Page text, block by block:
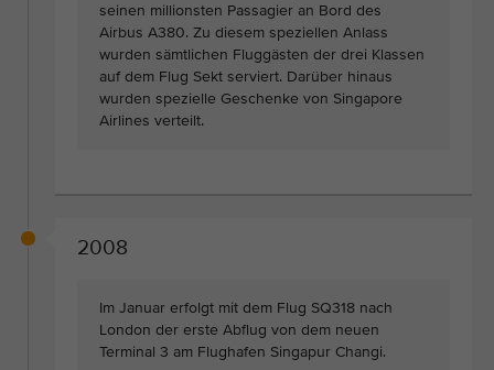
seinen millionsten Passagier an Bord des
Airbus A380. Zu diesem speziellen Anlass
wurden sämtlichen Fluggästen der drei Klassen
auf dem Flug Sekt serviert. Darüber hinaus
wurden spezielle Geschenke von Singapore
Airlines verteilt.
2008
Im Januar erfolgt mit dem Flug SQ318 nach
London der erste Abflug von dem neuen
Terminal 3 am Flughafen Singapur Changi.